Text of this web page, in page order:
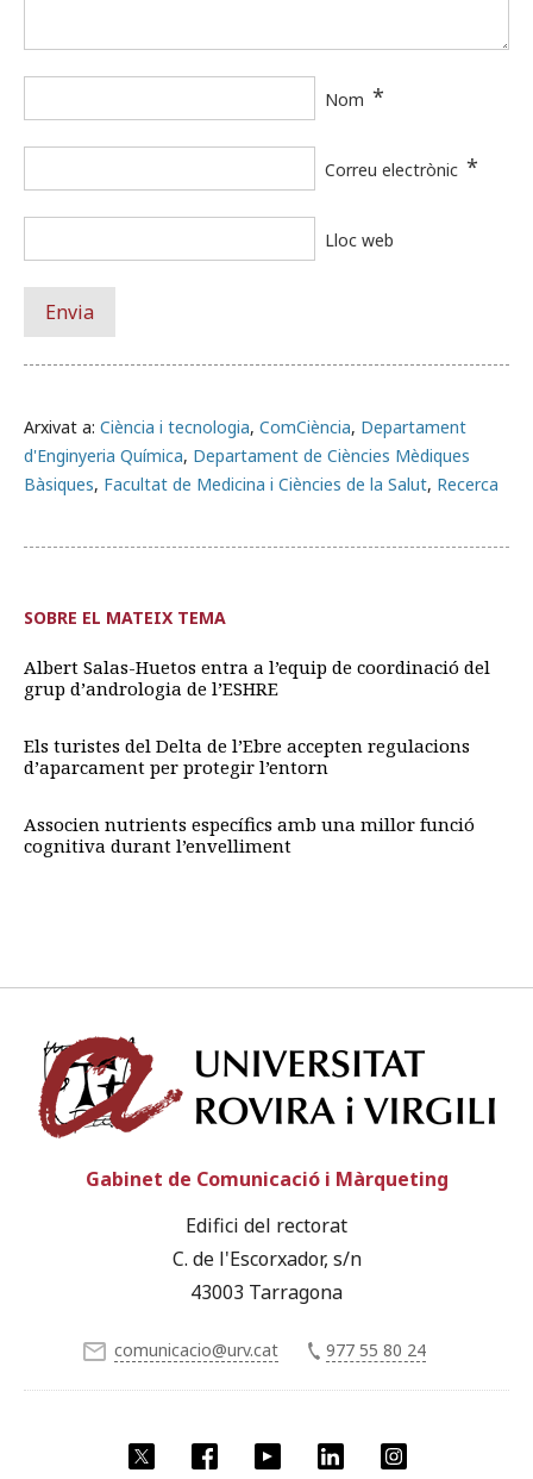
Arxivat a: Ciència i tecnologia, ComCiència, Departament
d'Enginyeria Química, Departament de Ciències Mèdiques
Bàsiques, Facultat de Medicina i Ciències de la Salut, Recerca
Nom *
Correu electrònic *
Lloc web
SOBRE EL MATEIX TEMA
Albert Salas-Huetos entra a l’equip de coordinació del
grup d’andrologia de l’ESHRE
Els turistes del Delta de l’Ebre accepten regulacions
d’aparcament per protegir l’entorn
Associen nutrients específics amb una millor funció
cognitiva durant l’envelliment
Facebook YouTube LinkedIn
Gabinet de Comunicació i Màrqueting
Edifici del rectorat
C. de l'Escorxador, s/n
43003 Tarragona
comunicacio@urv.cat 977 55 80 24